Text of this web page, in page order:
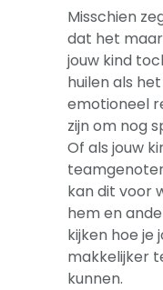
Misschien
dat het
jouw kind
huilen als
emotioneel
zijn om nog
Of als jouw
kan dit voor
hem en
kijken hoe je
makkelijker
kunnen.